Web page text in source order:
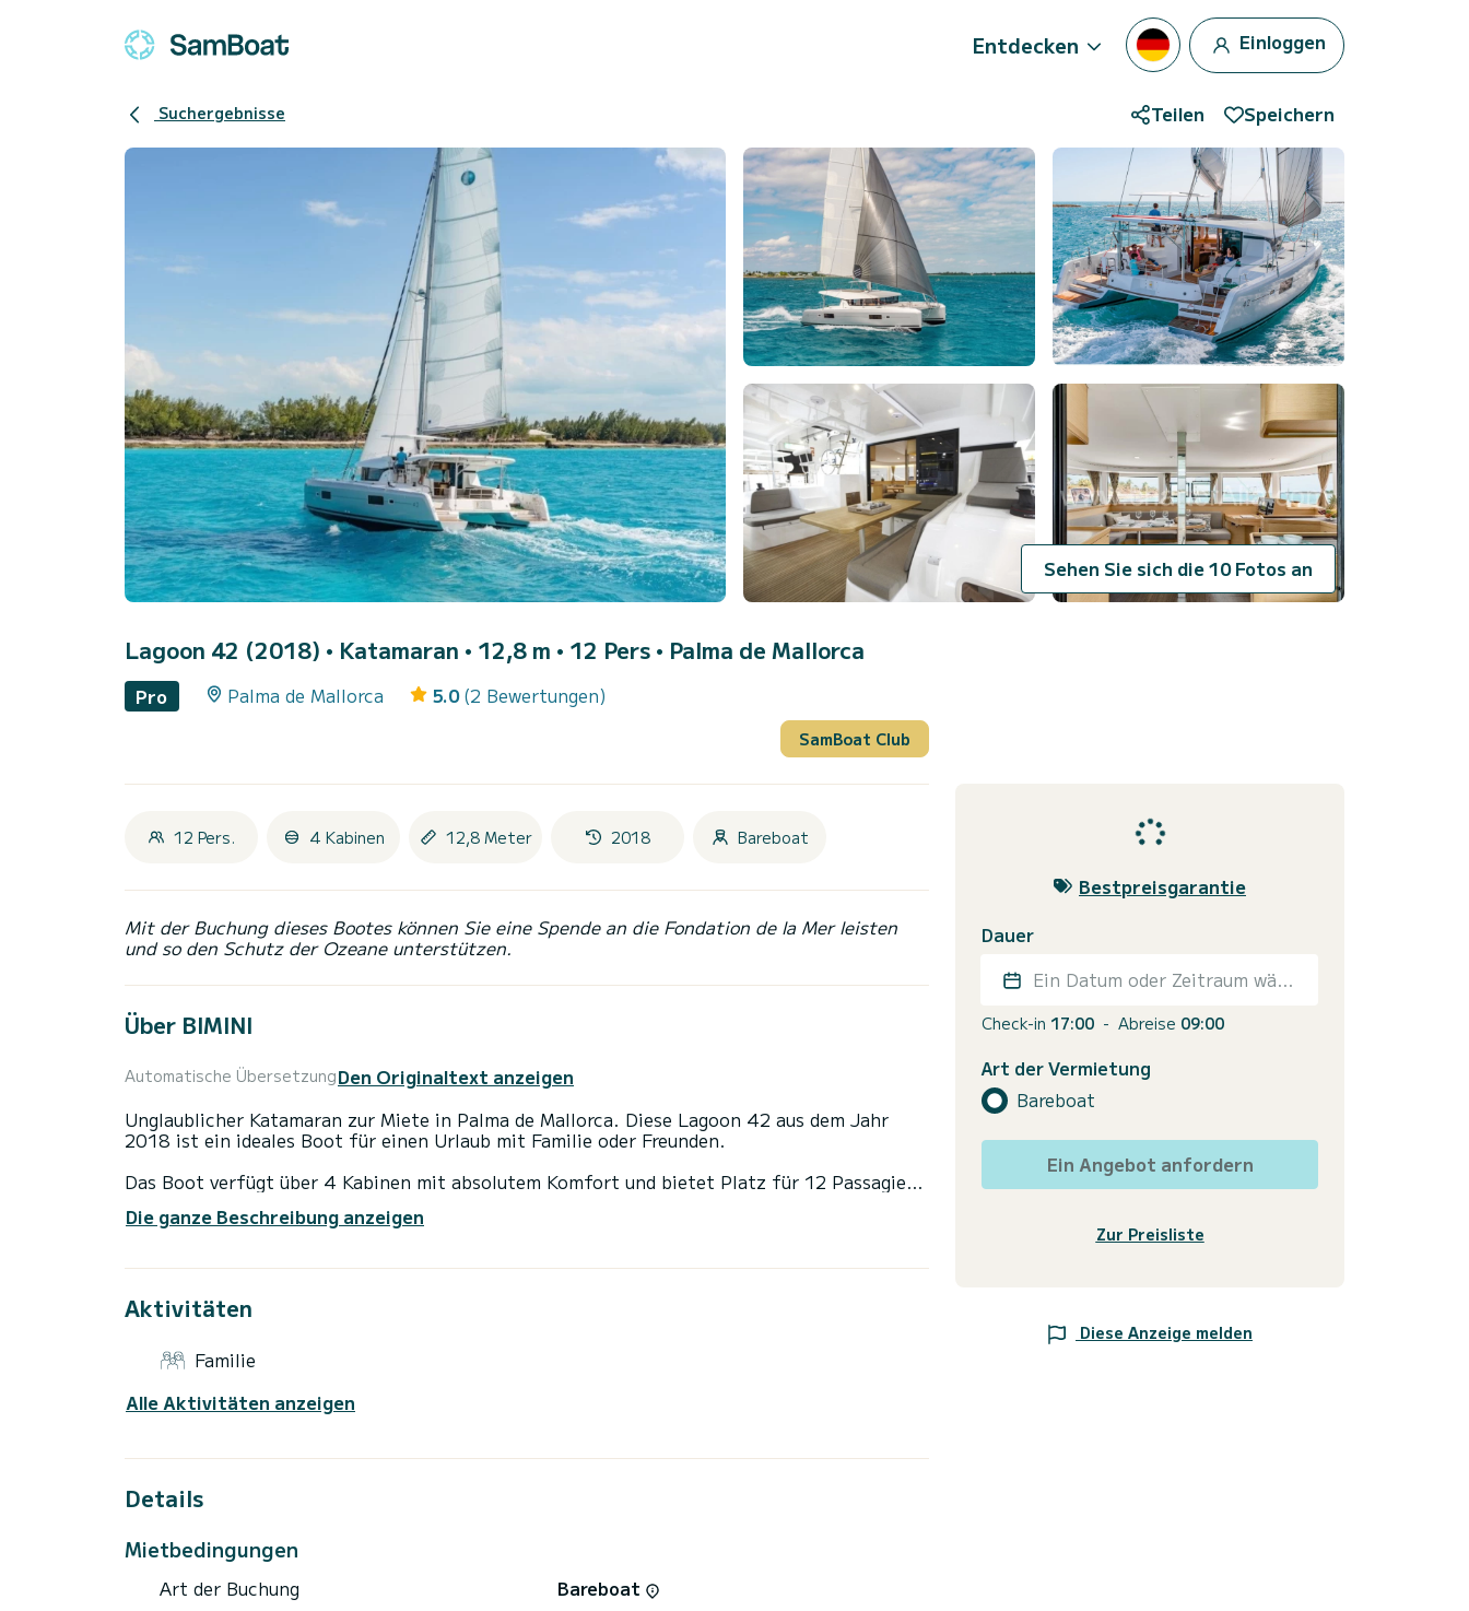
Entdecken Einloggen
Suchergebnisse Teilen Speichern
Sehen Sie sich die 10 Fotos an
Lagoon 42 (2018) • Katamaran • 12,8 m • 12 Pers • Palma de Mallorca
Pro Palma de Mallorca 5.0 (2 Bewertungen)
SamBoat Club
12 Pers. 4 Kabinen 12,8 Meter 2018 Bareboat
Mit der Buchung dieses Bootes können Sie eine Spende an die Fondation de la Mer leisten
und so den Schutz der Ozeane unterstützen.
Über BIMINI
Automatische ÜbersetzungDen Originaltext anzeigen
Unglaublicher Katamaran zur Miete in Palma de Mallorca. Diese Lagoon 42 aus dem Jahr
2018 ist ein ideales Boot für einen Urlaub mit Familie oder Freunden.
Das Boot verfügt über 4 Kabinen mit absolutem Komfort und bietet Platz für 12 Passagiere.
außergewöhnliche Ferien auf den Gewässern von Palma de Mallorca verbringen.
Diese Lagoon 42 ist mit 4 Toiletten mit Dusche ausgestattet.
Dieses Boot ist mit einem Lattengroßsegel und einer Rollgenua ausgestattet. Es verfügt
Wassermacher, elektrische Winde, Außenkühlschrank.
Die ganze Beschreibung anzeigen
Aktivitäten
Familie
Alle Aktivitäten anzeigen
Details
Mietbedingungen
Art der Buchung
Bareboat
Bestpreisgarantie
Dauer
Ein Datum oder Zeitraum wählen
Check-in 17:00 - Abreise 09:00
Art der Vermietung
Bareboat
Ein Angebot anfordern
Zur Preisliste
Diese Anzeige melden